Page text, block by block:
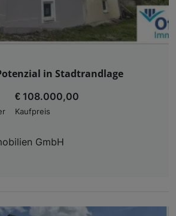
in Stadtrandlage
€ 108.000,00
Kaufpreis
GmbH